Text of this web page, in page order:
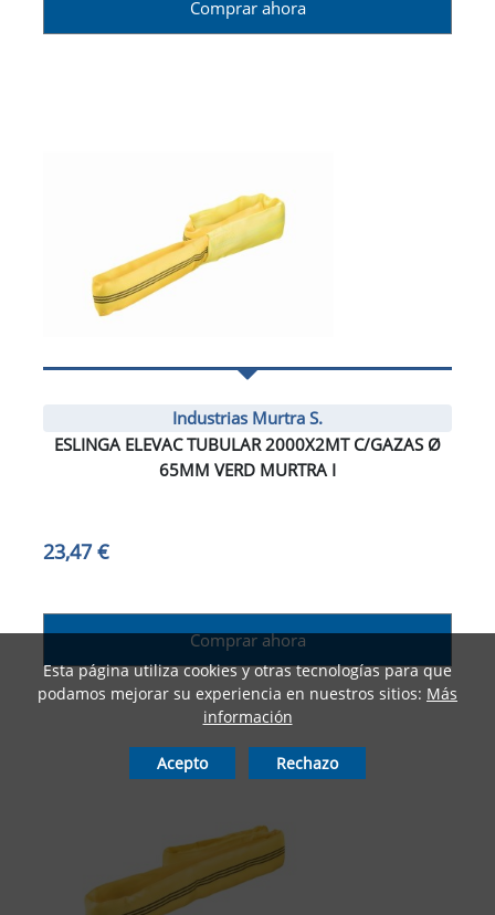
Comprar ahora
Industrias Murtra S.
ESLINGA ELEVAC TUBULAR 2000X2MT C/GAZAS Ø
65MM VERD MURTRA I
23,47 €
Comprar ahora
Esta página utiliza cookies y otras tecnologías para que
podamos mejorar su experiencia en nuestros sitios: Más
información
Acepto Rechazo